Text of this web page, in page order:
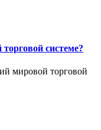
системе?
мировой торговой